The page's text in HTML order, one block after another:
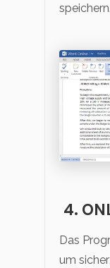
speichern.
4.
Das
um